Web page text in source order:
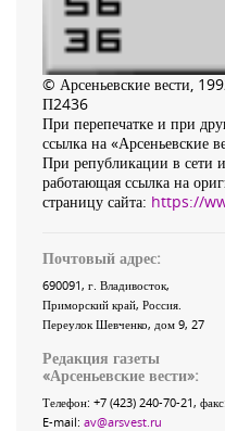
© Арсеньевские вести,
П2436
При перепечатке и при
ссылка на «Арсеньевские
При републикации в сети
работающая ссылка на
страницу сайта: https://
Почтовый адрес:
690091, г. Владивосток,
Приморский край, Россия
Переулок Шевченко, дом 9, 27
Редакция газеты
«Арсеньевские вести»:
Телефон: +7 (423) 240-70-21, факс:
E-mail: av@arsvest.ru